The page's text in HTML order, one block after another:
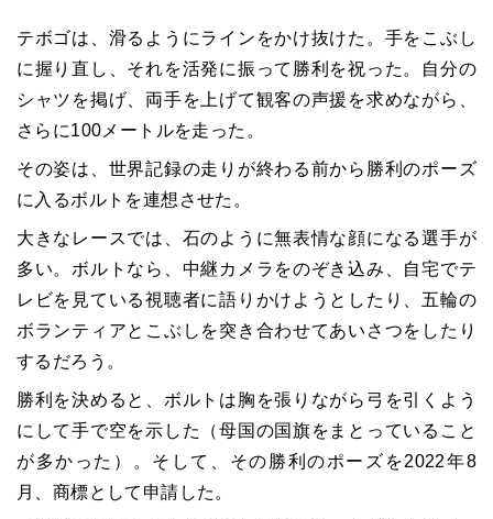
テボゴは、滑るようにラインをかけ抜けた。手をこぶし
に握り直し、それを活発に振って勝利を祝った。自分の
シャツを掲げ、両手を上げて観客の声援を求めながら、
さらに100メートルを走った。
その姿は、世界記録の走りが終わる前から勝利のポーズ
に入るボルトを連想させた。
大きなレースでは、石のように無表情な顔になる選手が
多い。ボルトなら、中継カメラをのぞき込み、自宅でテ
レビを見ている視聴者に語りかけようとしたり、五輪の
ボランティアとこぶしを突き合わせてあいさつをしたり
するだろう。
勝利を決めると、ボルトは胸を張りながら弓を引くよう
にして手で空を示した（母国の国旗をまとっていること
が多かった）。そして、その勝利のポーズを2022年8
月、商標として申請した。